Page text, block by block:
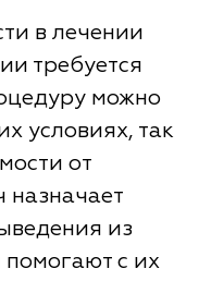
в лечении
требуется
можно
условиях, так
от
назначает
из
с их